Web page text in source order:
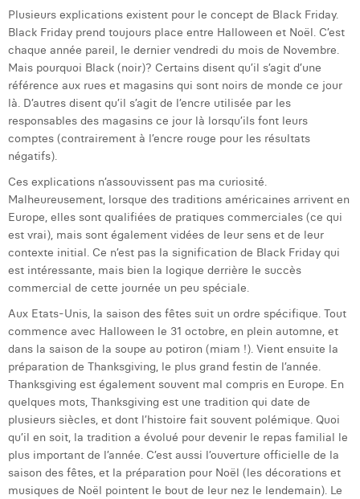
Laura Verhelst
Lena Pignoloni
Leonard Dierickx
Linda Kraim
Lisa Protin
Lotte Vranckx
Louis Nassogne
Lucas Taels
Manon Houppertz
Margaux Marien
Margaux Snakkers
Mathias Segers
Matthias Langenaeker
Ninon Chevalier
Olivia Lohest
Plusieurs explications existent pour le concept de Black Friday.
Black Friday prend toujours place entre Halloween et Noël. C’est
chaque année pareil, le dernier vendredi du mois de Novembre.
Mais pourquoi Black (noir)? Certains disent qu’il s’agit d’une
référence aux rues et magasins qui sont noirs de monde ce jour
là. D’autres disent qu’il s’agit de l’encre utilisée par les
responsables des magasins ce jour là lorsqu’ils font leurs
comptes (contrairement à l’encre rouge pour les résultats
négatifs).
Ces explications n’assouvissent pas ma curiosité.
Malheureusement, lorsque des traditions américaines arrivent en
Europe, elles sont qualifiées de pratiques commerciales (ce qui
est vrai), mais sont également vidées de leur sens et de leur
contexte initial. Ce n’est pas la signification de Black Friday qui
est intéressante, mais bien la logique derrière le succès
commercial de cette journée un peu spéciale.
Aux Etats-Unis, la saison des fêtes suit un ordre spécifique. Tout
commence avec Halloween le 31 octobre, en plein automne, et
dans la saison de la soupe au potiron (miam !). Vient ensuite la
préparation de Thanksgiving, le plus grand festin de l’année.
Thanksgiving est également souvent mal compris en Europe. En
quelques mots, Thanksgiving est une tradition qui date de
plusieurs siècles, et dont l’histoire fait souvent polémique. Quoi
qu’il en soit, la tradition a évolué pour devenir le repas familial le
plus important de l’année. C’est aussi l’ouverture officielle de la
saison des fêtes, et la préparation pour Noël (les décorations et
musiques de Noël pointent le bout de leur nez le lendemain). Le